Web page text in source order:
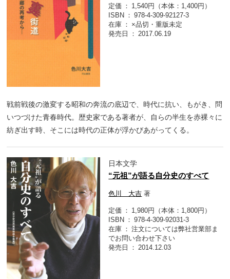
定価
1,540円（本体：1,400円）
ISBN
978-4-309-92127-3
在庫
×品切・重版未定
発売日
2017.06.19
戦前戦後の激変する昭和の奔流の底辺で、時代に抗い、もがき、問
いつづけた青春時代。歴史家である著者が、自らの半生を赤裸々に
紡ぎ出す時、そこには時代の正体が浮かびあがってくる。
日本文学
“元祖”が語る自分史のすべて
色川 大吉 著
定価
1,980円（本体：1,800円）
ISBN
978-4-309-92031-3
在庫
注文については弊社営業部ま
でお問い合わせ下さい
発売日
2014.12.03